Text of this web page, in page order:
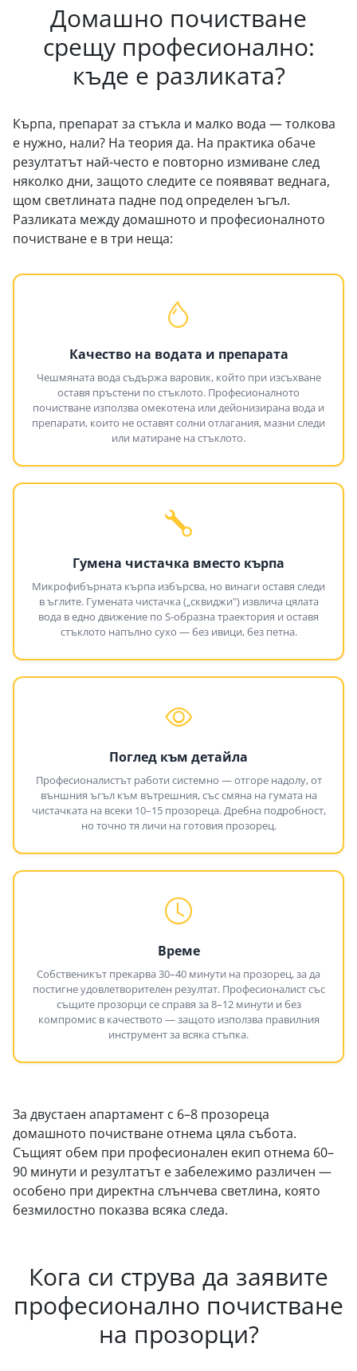
Домашно почистване
срещу професионално:
къде е разликата?
Кърпа, препарат за стъкла и малко вода — толкова
е нужно, нали? На теория да. На практика обаче
резултатът най-често е повторно измиване след
няколко дни, защото следите се появяват веднага,
щом светлината падне под определен ъгъл.
Разликата между домашното и професионалното
почистване е в три неща:
Качество на водата и препарата
Чешмяната вода съдържа варовик, който при изсъхване
оставя пръстени по стъклото. Професионалното
почистване използва омекотена или дейонизирана вода и
препарати, които не оставят солни отлагания, мазни следи
или матиране на стъклото.
Гумена чистачка вместо кърпа
Микрофибърната кърпа избърсва, но винаги оставя следи
в ъглите. Гумената чистачка („сквиджи") извлича цялата
вода в едно движение по S-образна траектория и оставя
стъклото напълно сухо — без ивици, без петна.
Поглед към детайла
Професионалистът работи системно — отгоре надолу, от
външния ъгъл към вътрешния, със смяна на гумата на
чистачката на всеки 10–15 прозореца. Дребна подробност,
но точно тя личи на готовия прозорец.
Време
Собственикът прекарва 30–40 минути на прозорец, за да
постигне удовлетворителен резултат. Професионалист със
същите прозорци се справя за 8–12 минути и без
компромис в качеството — защото използва правилния
инструмент за всяка стъпка.
За двустаен апартамент с 6–8 прозореца
домашното почистване отнема цяла събота.
Същият обем при професионален екип отнема 60–
90 минути и резултатът е забележимо различен —
особено при директна слънчева светлина, която
безмилостно показва всяка следа.
Кога си струва да заявите
професионално почистване
на прозорци?